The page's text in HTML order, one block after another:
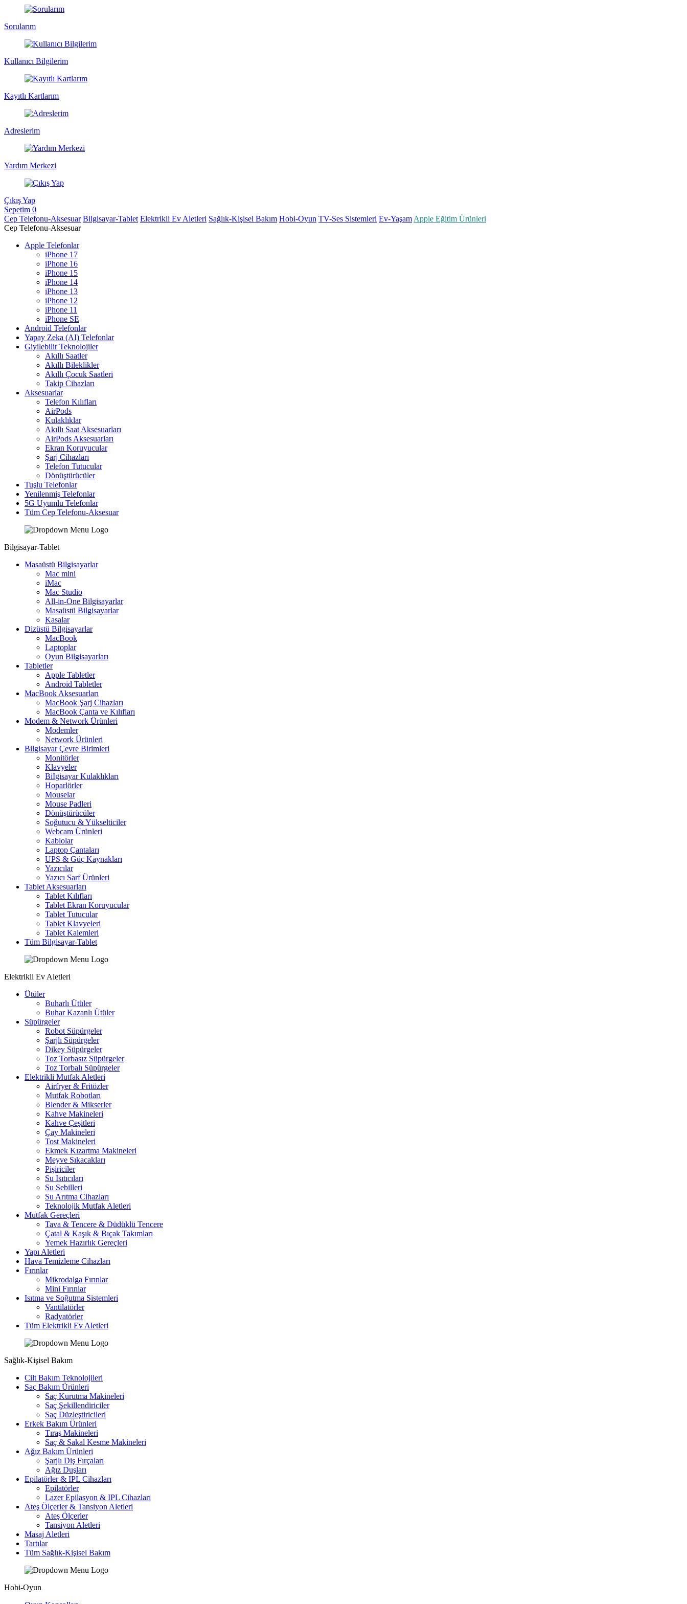
Sorularım
Kullanıcı Bilgilerim
Kayıtlı Kartlarım
Adreslerim
Yardım Merkezi
Çıkış Yap
Sepetim 0
Cep Telefonu-Aksesuar Bilgisayar-Tablet Elektrikli Ev Aletleri Sağlık-Kişisel Bakım Hobi-Oyun TV-Ses Sistemleri Ev-Yaşam Apple Eğitim Ürünleri
Cep Telefonu-Aksesuar
Apple Telefonlar
iPhone 17
iPhone 16
iPhone 15
iPhone 14
iPhone 13
iPhone 12
iPhone 11
iPhone SE
Android Telefonlar
Yapay Zeka (AI) Telefonlar
Giyilebilir Teknolojiler
Akıllı Saatler
Akıllı Bileklikler
Akıllı Çocuk Saatleri
Takip Cihazları
Aksesuarlar
Telefon Kılıfları
AirPods
Kulaklıklar
Akıllı Saat Aksesuarları
AirPods Aksesuarları
Ekran Koruyucular
Şarj Cihazları
Telefon Tutucular
Dönüştürücüler
Tuşlu Telefonlar
Yenilenmiş Telefonlar
5G Uyumlu Telefonlar
Tüm Cep Telefonu-Aksesuar
Bilgisayar-Tablet
Masaüstü Bilgisayarlar
Mac mini
iMac
Mac Studio
All-in-One Bilgisayarlar
Masaüstü Bilgisayarlar
Kasalar
Dizüstü Bilgisayarlar
MacBook
Laptoplar
Oyun Bilgisayarları
Tabletler
Apple Tabletler
Android Tabletler
MacBook Aksesuarları
MacBook Şarj Cihazları
MacBook Çanta ve Kılıfları
Modem & Network Ürünleri
Modemler
Network Ürünleri
Bilgisayar Çevre Birimleri
Monitörler
Klavyeler
BiIgisayar Kulaklıkları
Hoparlörler
Mouselar
Mouse Padleri
Dönüştürücüler
Soğutucu & Yükselticiler
Webcam Ürünleri
Kablolar
Laptop Çantaları
UPS & Güç Kaynakları
Yazıcılar
Yazıcı Sarf Ürünleri
Tablet Aksesuarları
Tablet Kılıfları
Tablet Ekran Koruyucular
Tablet Tutucular
Tablet Klavyeleri
Tablet Kalemleri
Tüm Bilgisayar-Tablet
Elektrikli Ev Aletleri
Ütüler
Buharlı Ütüler
Buhar Kazanlı Ütüler
Süpürgeler
Robot Süpürgeler
Şarjlı Süpürgeler
Dikey Süpürgeler
Toz Torbasız Süpürgeler
Toz Torbalı Süpürgeler
Elektrikli Mutfak Aletleri
Airfryer & Fritözler
Mutfak Robotları
Blender & Mikserler
Kahve Makineleri
Kahve Çeşitleri
Çay Makineleri
Tost Makineleri
Ekmek Kızartma Makineleri
Meyve Sıkacakları
Pişiriciler
Su Isıtıcıları
Su Sebilleri
Su Arıtma Cihazları
Teknolojik Mutfak Aletleri
Mutfak Gereçleri
Tava & Tencere & Düdüklü Tencere
Çatal & Kaşık & Bıçak Takımları
Yemek Hazırlık Gereçleri
Yapı Aletleri
Hava Temizleme Cihazları
Fırınlar
Mikrodalga Fırınlar
Mini Fırınlar
Isıtma ve Soğutma Sistemleri
Vantilatörler
Radyatörler
Tüm Elektrikli Ev Aletleri
Sağlık-Kişisel Bakım
Cilt Bakım Teknolojileri
Saç Bakım Ürünleri
Saç Kurutma Makineleri
Saç Şekillendiriciler
Saç Düzleştiricileri
Erkek Bakım Ürünleri
Tıraş Makineleri
Saç & Sakal Kesme Makineleri
Ağız Bakım Ürünleri
Şarjlı Diş Fırçaları
Ağız Duşları
Epilatörler & IPL Cihazları
Epilatörler
Lazer Epilasyon & IPL Cihazları
Ateş Ölçerler & Tansiyon Aletleri
Ateş Ölçerler
Tansiyon Aletleri
Masaj Aletleri
Tartılar
Tüm Sağlık-Kişisel Bakım
Hobi-Oyun